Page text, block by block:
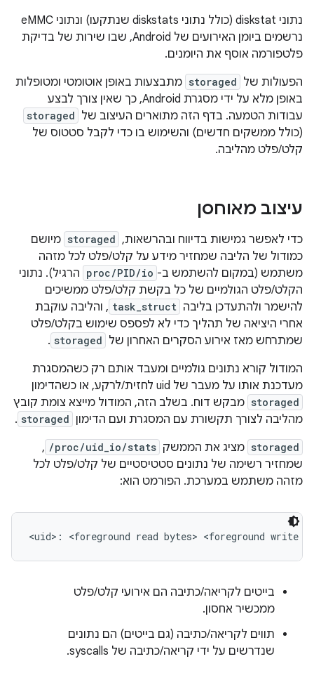
נתוני diskstat (כולל נתוני diskstats שנתקעו) ונתוני eMMC
נרשמים ביומן האירועים של Android, שבו שירות של בדיקת
פלטפורמה אוסף את היומנים.
הפעולות של storaged מתבצעות באופן אוטומטי ומטופלות
באופן מלא על ידי מסגרת Android, כך שאין צורך לבצע
עבודות הטמעה. בדף הזה מתוארים העיצוב של storaged
(כולל ממשקים חדשים) והשימוש בו כדי לקבל סטטוס של
קלט/פלט מהליבה.
עיצוב מאוחסן
כדי לאפשר גמישות בדיווח ובהרשאות, storaged מיושם
כמודול של הליבה שמחזיר מידע על קלט/פלט לכל מזהה
משתמש (במקום להשתמש ב- proc/PID/io הרגיל). נתוני
הקלט/פלט הגולמיים של כל בקשת קלט/פלט ממשיכים
להישמר ולהתעדכן בליבה task_struct , והליבה עוקבת
אחרי היציאה של תהליך כדי לא לפספס שימוש בקלט/פלט
שמתרחש מאז אירוע הסקרים האחרון של storaged
.
המודול קורא נתונים גולמיים ומעבד אותם רק כשהמסגרת
מעדכנת אותו על מעבר של uid לחזית/לרקע, או כשהדימון
storaged מבקש דוח. בשלב הזה, המודול מייצא צומת קובץ
מהליבה לצורך תקשורת עם המסגרת ועם הדימון storaged
.
storaged מציג את הממשק /proc/uid_io/stats
,
שמחזיר רשימה של נתונים סטטיסטיים של קלט/פלט לכל
מזהה משתמש במערכת. הפורמט הוא:
בייטים לקריאה/כתיבה הם אירועי קלט/פלט
ממכשיר אחסון.
תווים לקריאה/כתיבה (גם בייטים) הם נתונים
שנדרשים על ידי קריאה/כתיבה של syscalls.